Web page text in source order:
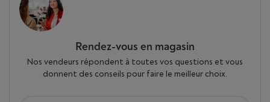
Rendez-vous en magasin
Nos vendeurs répondent à toutes vos questions et vous
donnent des conseils pour faire le meilleur choix.